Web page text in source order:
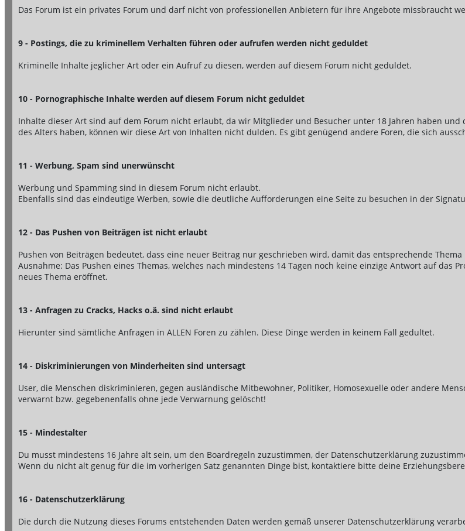
Das Forum ist ein privates Forum und darf nicht von professionellen Anbietern für ihre Angebote missbraucht
9 - Postings, die zu kriminellem Verhalten führen oder aufrufen werden nicht geduldet
Kriminelle Inhalte jeglicher Art oder ein Aufruf zu diesen, werden auf diesem Forum nicht geduldet.
10 - Pornographische Inhalte werden auf diesem Forum nicht geduldet
Inhalte dieser Art sind auf dem Forum nicht erlaubt, da wir Mitglieder und Besucher unter 18 Jahren haben
des Alters haben, können wir diese Art von Inhalten nicht dulden. Es gibt genügend andere Foren, die sich
11 - Werbung, Spam sind unerwünscht
Werbung und Spamming sind in diesem Forum nicht erlaubt.
Ebenfalls sind das eindeutige Werben, sowie die deutliche Aufforderungen eine Seite zu besuchen in der
12 - Das Pushen von Beiträgen ist nicht erlaubt
Pushen von Beiträgen bedeutet, dass eine neuer Beitrag nur geschrieben wird, damit das entsprechende
Ausnahme: Das Pushen eines Themas, welches nach mindestens 14 Tagen noch keine einzige Antwort auf
neues Thema eröffnet.
13 - Anfragen zu Cracks, Hacks o.ä. sind nicht erlaubt
Hierunter sind sämtliche Anfragen in ALLEN Foren zu zählen. Diese Dinge werden in keinem Fall gedultet.
14 - Diskriminierungen von Minderheiten sind untersagt
User, die Menschen diskriminieren, gegen ausländische Mitbewohner, Politiker, Homosexuelle oder andere
verwarnt bzw. gegebenenfalls ohne jede Verwarnung gelöscht!
15 - Mindestalter
Du musst mindestens 16 Jahre alt sein, um den Boardregeln zuzustimmen, der Datenschutzerklärung
Wenn du nicht alt genug für die im vorherigen Satz genannten Dinge bist, kontaktiere bitte deine
16 - Datenschutzerklärung
Die durch die Nutzung dieses Forums entstehenden Daten werden gemäß unserer Datenschutzerklärung